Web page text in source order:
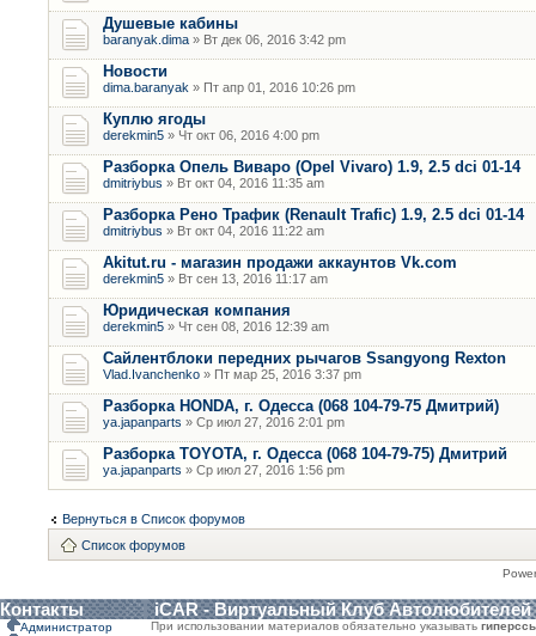
Душевые кабины
baranyak.dima » Вт дек 06, 2016 3:42 pm
Новости
dima.baranyak » Пт апр 01, 2016 10:26 pm
Куплю ягоды
derekmin5 » Чт окт 06, 2016 4:00 pm
Разборка Опель Виваро (Opel Vivaro) 1.9, 2.5 dci 01-14
dmitriybus » Вт окт 04, 2016 11:35 am
Разборка Рено Трафик (Renault Trafic) 1.9, 2.5 dci 01-14
dmitriybus » Вт окт 04, 2016 11:22 am
Akitut.ru - магазин продажи аккаунтов Vk.com
derekmin5 » Вт сен 13, 2016 11:17 am
Юридическая компания
derekmin5 » Чт сен 08, 2016 12:39 am
Сайлентблоки передних рычагов Ssangyong Rexton
Vlad.Ivanchenko » Пт мар 25, 2016 3:37 pm
Разборка HONDA, г. Одесса (068 104-79-75 Дмитрий)
ya.japanparts » Ср июл 27, 2016 2:01 pm
Разборка TOYOTA, г. Одесса (068 104-79-75) Дмитрий
ya.japanparts » Ср июл 27, 2016 1:56 pm
Вернуться в Список форумов
Список форумов
Контакты iCAR - Виртуальный Клуб Автолюбителей
Администратор
При использовании материалов обязательно указывать